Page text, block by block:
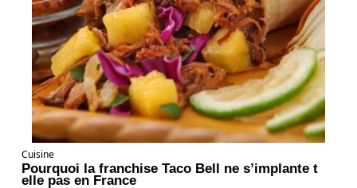
Cuisine
Pourquoi la franchise Taco Bell ne s’implante t
elle pas en France